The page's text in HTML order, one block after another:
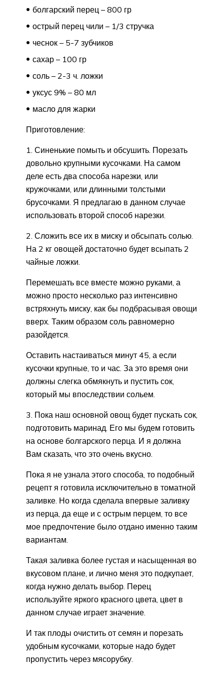
болгарский перец – 800 гр
острый перец чили – 1/3 стручка
чеснок – 5-7 зубчиков
сахар – 100 гр
соль – 2-3 ч. ложки
уксус 9% – 80 мл
масло для жарки
Приготовление:
1. Синенькие помыть и обсушить. Порезать
довольно крупными кусочками. На самом
деле есть два способа нарезки, или
кружочками, или длинными толстыми
брусочками. Я предлагаю в данном случае
использовать второй способ нарезки.
2. Сложить все их в миску и обсыпать солью.
На 2 кг овощей достаточно будет всыпать 2
чайные ложки.
Перемешать все вместе можно руками, а
можно просто несколько раз интенсивно
встряхнуть миску, как бы подбрасывая овощи
вверх. Таким образом соль равномерно
разойдется.
Оставить настаиваться минут 45, а если
кусочки крупные, то и час. За это время они
должны слегка обмякнуть и пустить сок,
который мы впоследствии сольем.
3. Пока наш основной овощ будет пускать сок,
подготовить маринад. Его мы будем готовить
на основе болгарского перца. И я должна
Вам сказать, что это очень вкусно.
Пока я не узнала этого способа, то подобный
рецепт я готовила исключительно в томатной
заливке. Но когда сделала впервые заливку
из перца, да еще и с острым перцем, то все
мое предпочтение было отдано именно таким
вариантам.
Такая заливка более густая и насыщенная во
вкусовом плане, и лично меня это подкупает,
когда нужно делать выбор. Перец
используйте яркого красного цвета, цвет в
данном случае играет значение.
И так плоды очистить от семян и порезать
удобным кусочками, которые надо будет
пропустить через мясорубку.